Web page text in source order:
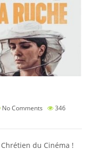
No Comments
346
du Cinéma !